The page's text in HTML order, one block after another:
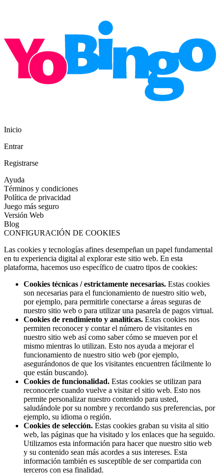
Inicio
Entrar
Registrarse
Ayuda
Términos y condiciones
Política de privacidad
Juego más seguro
Versión Web
Blog
CONFIGURACIÓN DE COOKIES
Las cookies y tecnologías afines desempeñan un papel fundamental
en tu experiencia digital al explorar este sitio web. En esta
plataforma, hacemos uso específico de cuatro tipos de cookies:
Cookies técnicas / estrictamente necesarias. Estas cookies
son necesarias para el funcionamiento de nuestro sitio web,
por ejemplo, para permitirle conectarse a áreas seguras de
nuestro sitio web o para utilizar una pasarela de pagos virtual.
Cookies de rendimiento y analíticas. Estas cookies nos
permiten reconocer y contar el número de visitantes en
nuestro sitio web así como saber cómo se mueven por el
mismo mientras lo utilizan. Esto nos ayuda a mejorar el
funcionamiento de nuestro sitio web (por ejemplo,
asegurándonos de que los visitantes encuentren fácilmente lo
que están buscando).
Cookies de funcionalidad. Estas cookies se utilizan para
reconocerle cuando vuelve a visitar el sitio web. Esto nos
permite personalizar nuestro contenido para usted,
saludándole por su nombre y recordando sus preferencias, por
ejemplo, su idioma o región.
Cookies de selección. Estas cookies graban su visita al sitio
web, las páginas que ha visitado y los enlaces que ha seguido.
Utilizamos esta información para hacer que nuestro sitio web
y su contenido sean más acordes a sus intereses. Esta
información también es susceptible de ser compartida con
terceros con esa finalidad.